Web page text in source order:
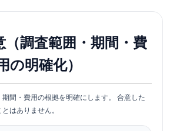
（調査範囲・期間・費
の明確化）
間・費用の根拠を明確にします。 合意した
はありません。